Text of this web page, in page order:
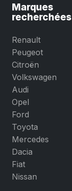
Marques
recherchées
Renault
Peugeot
Citroën
Volkswagen
Audi
Opel
Ford
Toyota
Mercedes
Dacia
Fiat
Nissan